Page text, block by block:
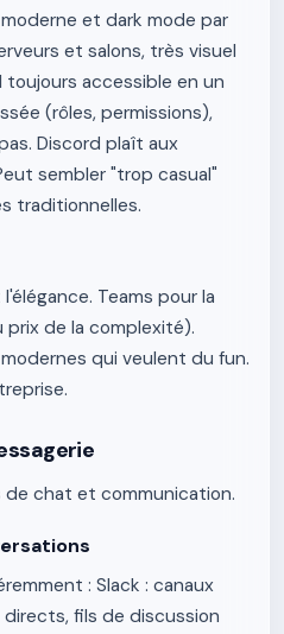
et dark mode par
et salons, très visuel
toujours accessible en un
(rôles, permissions),
Discord plaît aux
sembler "trop casual"
traditionnelles.
Teams pour la
de la complexité).
qui veulent du fun.
chat et communication.
: Slack : canaux
fils de discussion